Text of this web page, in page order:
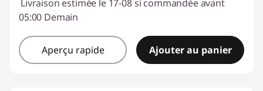
Livraison estimée le 17-08 si commandée avant
05:00 Demain
Aperçu rapide Ajouter au panier